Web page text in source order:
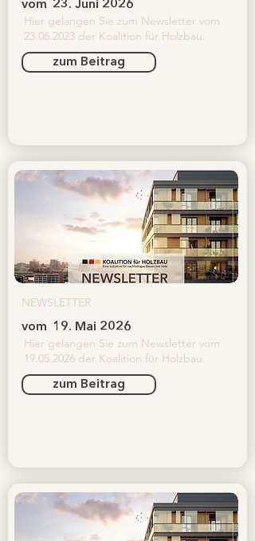
vom 23. Juni 2026
Hier gelangen Sie zum Newsletter vom
23.06.2023 der Koalition für Holzbau.
zum Beitrag
NEWSLETTER
vom 19. Mai 2026
Hier gelangen Sie zum Newsletter vom
19.05.2026 der Koalition für Holzbau.
zum Beitrag